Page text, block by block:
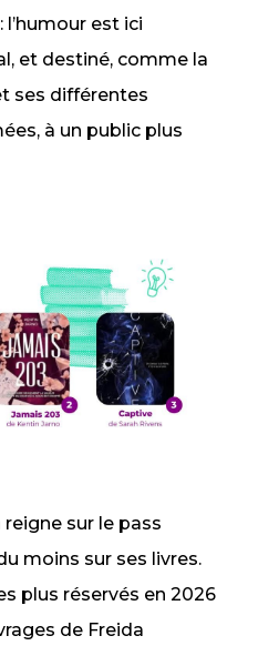
est ici
et destiné, comme la
ses différentes
à un public plus
sur le pass
moins sur ses livres.
plus réservés en 2026
de Freida